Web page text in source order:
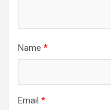
Name *
Email *